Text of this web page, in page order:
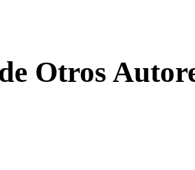
Otros